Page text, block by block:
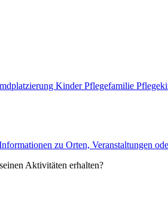
KinderPflegefamilie
zu Orten, Veranstaltungen
Aktivitäten erhalten?